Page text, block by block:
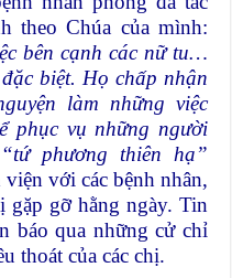
theo Chúa của mình:
bên cạnh các nữ tu…
biệt. Họ chấp nhận
làm những việc
phục vụ những người
“tứ phương thiên hạ”
với các bệnh nhân,
gặp gỡ hằng ngày. Tin
báo qua những cử chỉ
thoát của các chị.